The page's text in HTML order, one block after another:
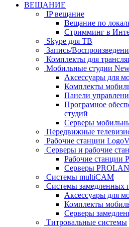
ВЕЩАНИЕ
IP вещание
Вещание по
Стримминг в
Skype для ТВ
Запись/
Комплекты для
Мобильные студии
Аксессуары для
Комплекты
Панели
Програмное
студий
Серверы
Передвижные
Рабочие станции
Серверы и рабочие
Рабочие станции
Серверы
Системы multiCAM
Системы замедленных
Аксессуары для
Комплекты
Серверы
Титровальные системы